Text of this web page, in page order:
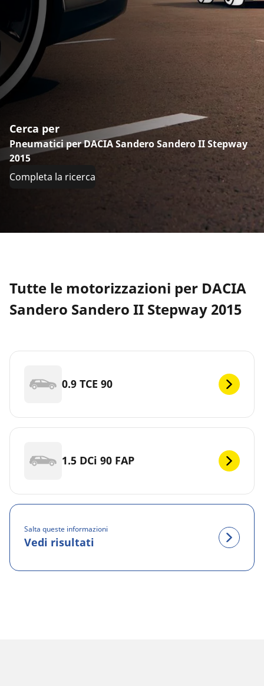
Cerca per
Pneumatici per DACIA Sandero Sandero II Stepway
2015
Completa la ricerca
Tutte le motorizzazioni per DACIA
Sandero Sandero II Stepway 2015
0.9 TCE 90
1.5 DCi 90 FAP
Salta queste informazioni
Vedi risultati